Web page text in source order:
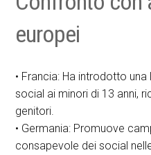
europei
• Francia: Ha introdotto
social ai minori di 13 anni,
genitori.
• Germania: Promuove
consapevole dei social